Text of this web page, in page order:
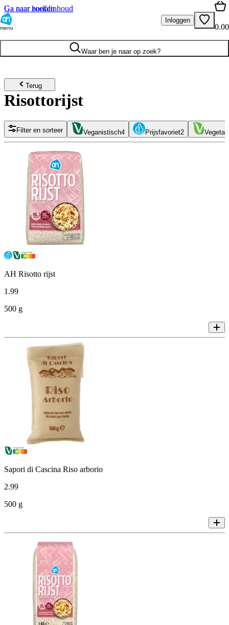
Ga naar hoofdinhoud
Ga naar zoeken
menu
Inloggen
0.00
Waar ben je naar op zoek?
Terug
Risottorijst
Filter en sorteer Veganistisch4 Prijsfavoriet2
AH Risotto rijst
1.99
500 g
Sapori di Cascina Riso arborio
2.99
500 g